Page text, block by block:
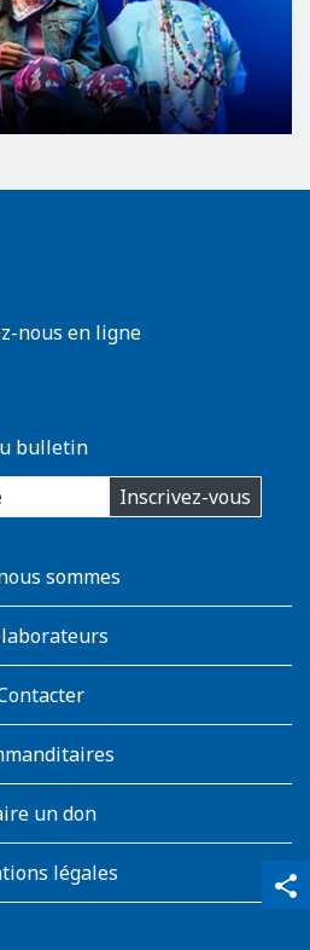
share
qr_code_scanner
content_copy
nous en ligne
bulletin
Inscrivez-vous
sommes
un don
légales